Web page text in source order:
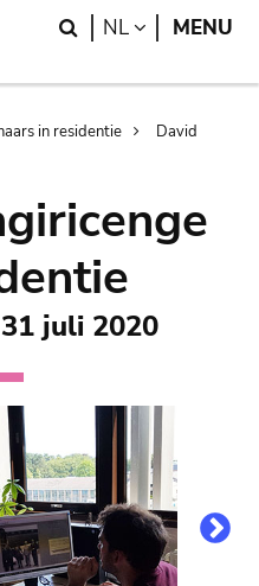
Search
NL LANGUAGE
MENU
in residentie
David
juli 2020